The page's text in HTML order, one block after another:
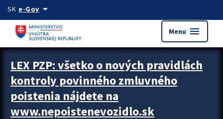
Preskocit na hlavný obsah
SK e-Govarrow_drop_down
Menu menu
Zastavit automatický posun upútavok
LEX PZP: všetko o nových pravidlách
kontroly povinného zmluvného
poistenia nájdete na
www.nepoistenevozidlo.sk